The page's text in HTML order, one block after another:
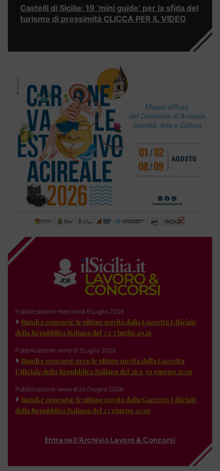
Castelli di Sicilia: 19 ‘mini guide’ per la sfida del
turismo di prossimità CLICCA PER IL VIDEO
Pubblicazione: mercoledì 8 Luglio 2026
Bandi e concorsi: le ultime novità dalla Gazzetta Ufficiale
della Repubblica Italiana del 3 e 7 luglio 2026
Pubblicazione: venerdì 3 Luglio 2026
Bandi e concorsi: ecco le ultime novità dalla Gazzetta
Ufficiale della Repubblica Italiana del 26 e 30 giugno 2026
Pubblicazione: venerdì 26 Giugno 2026
Bandi e concorsi: le ultime novità dalla Gazzetta Ufficiale
della Repubblica Italiana del 23 giugno 2026
Entra nell'Archivio Lavoro & Concorsi